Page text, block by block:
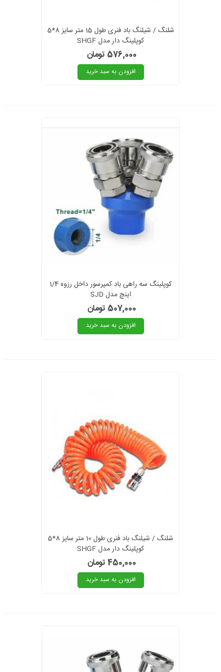
شلنگ / شیلنگ باد فنری طول 15 متر سایز 8*5
کوپلینگ دار مدل SHGF
576,000 تومان
افزودن به سبد خرید
کوپلینگ سه راهی باد کمپرسور داخل رزوه 1/4
اینچ مدل SJD
507,000 تومان
افزودن به سبد خرید
شلنگ / شیلنگ باد فنری طول 10 متر سایز 8*5
کوپلینگ دار مدل SHGF
450,000 تومان
افزودن به سبد خرید